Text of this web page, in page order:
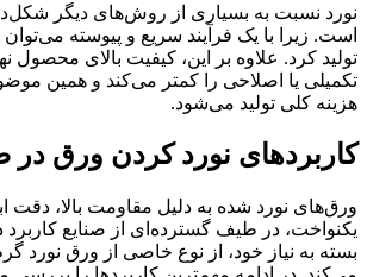
نورد نسبت به بسیاری از روش‌های دیگر
است. زیرا با یک فرآیند سریع و پیوسته
تولید کرد. علاوه بر این، کیفیت بالای محصول
تکمیلی یا اصلاحی را کمتر می‌کند و همین
هزینه کلی تولید می‌شود.
کاربردهای نورد کردن ورق در
ورق‌های نورد شده به دلیل مقاومت بالا، دقت
یکنواخت، در طیف گسترده‌ای از صنایع
بسته به نیاز خود، از نوع خاصی از ورق نورد